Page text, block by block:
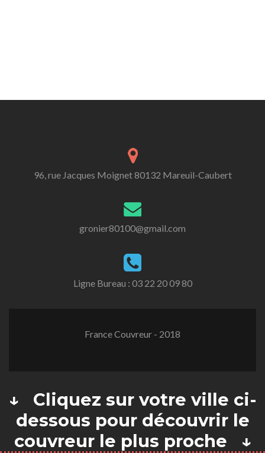
96, rue Jacques Moignet 80132 Mareuil-Caubert
gronier80100@gmail.com
Ligne Bureau : 03 22 20 09 80
France Couvreur - 2018
↓ Cliquez sur votre ville ci-
dessous pour découvrir le
couvreur le plus proche ↓